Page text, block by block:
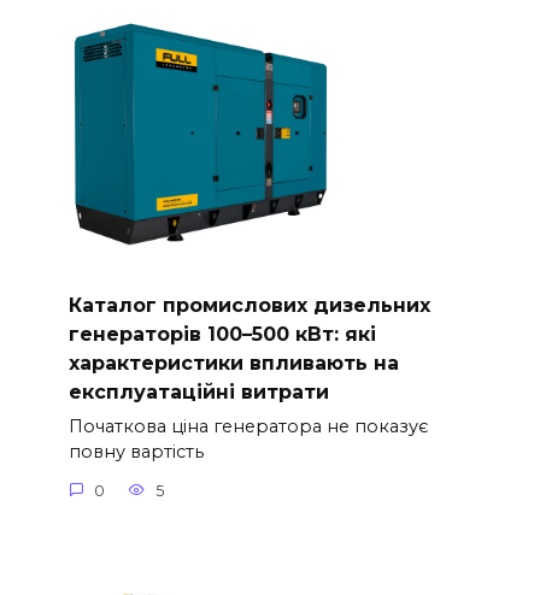
Каталог промислових дизельних
генераторів 100–500 кВт: які
характеристики впливають на
експлуатаційні витрати
Початкова ціна генератора не показує
повну вартість
0 5